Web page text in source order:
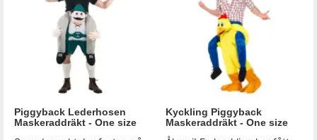
Piggyback Lederhosen
Maskeraddräkt - One size
Kyckling Piggyback
Maskeraddräkt - One size